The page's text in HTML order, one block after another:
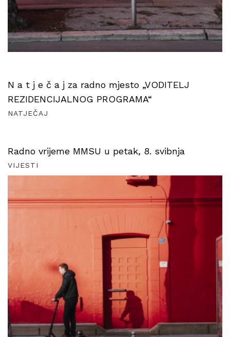
N a t j e č a j za radno mjesto „VODITELJ
REZIDENCIJALNOG PROGRAMA“
NATJEČAJ
Radno vrijeme MMSU u petak, 8. svibnja
VIJESTI